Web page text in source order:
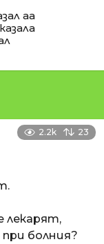
аа
2.2k 23
лекарят,
болния?